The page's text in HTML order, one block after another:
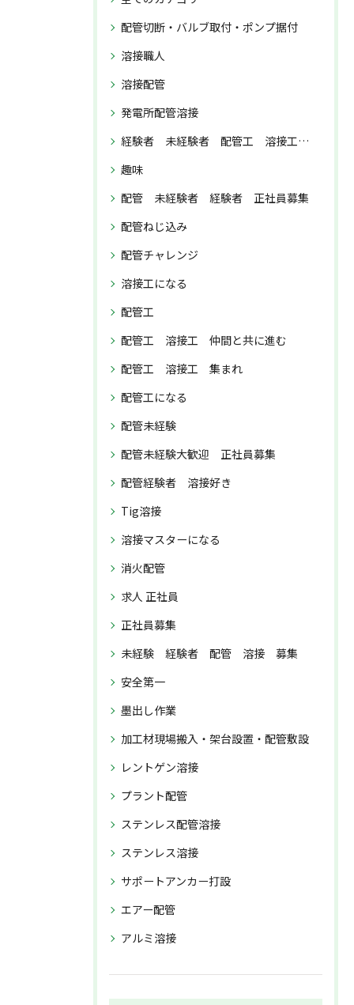
配管切断・バルブ取付・ポンプ据付
溶接職人
溶接配管
発電所配管溶接
経験者 未経験者 配管工 溶接工 正社員募集
趣味
配管 未経験者 経験者 正社員募集
配管ねじ込み
配管チャレンジ
溶接工になる
配管工
配管工 溶接工 仲間と共に進む
配管工 溶接工 集まれ
配管工になる
配管未経験
配管未経験大歓迎 正社員募集
配管経験者 溶接好き
Tig溶接
溶接マスターになる
消火配管
求人 正社員
正社員募集
未経験 経験者 配管 溶接 募集
安全第一
墨出し作業
加工材現場搬入・架台設置・配管敷設
レントゲン溶接
プラント配管
ステンレス配管溶接
ステンレス溶接
サポートアンカー打設
エアー配管
アルミ溶接